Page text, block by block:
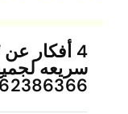
4 أفكار عن
سريعه